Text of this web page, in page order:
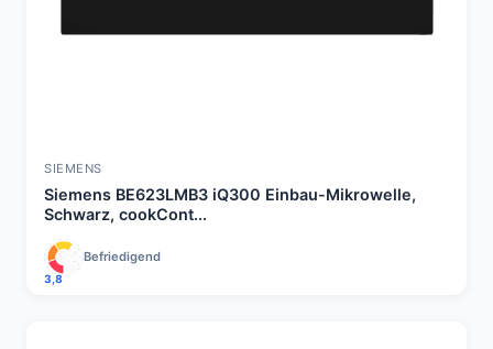
SIEMENS
Siemens BE623LMB3 iQ300 Einbau-Mikrowelle,
Schwarz, cookCont...
3,8
Befriedigend